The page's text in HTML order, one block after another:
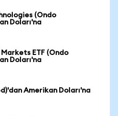
(Ondo
Doları'na
ETF (Ondo
Doları'na
Amerikan Doları'na